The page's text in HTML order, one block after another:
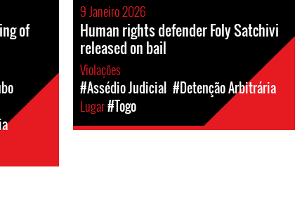
of
9 Janeiro 2026
Human rights defender Foly Satchivi
released on bail
Violações
#Assédio Judicial #Detenção Arbitrária
Lugar#Togo